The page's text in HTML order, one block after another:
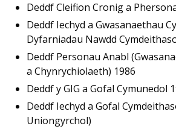
Deddf Cleifion Cronig a
Deddf Iechyd a Gwasanaethau
Dyfarniadau Nawdd
Deddf Personau Anabl
a Chynrychiolaeth) 1986
Deddf y GIG a Gofal Cymunedol
Deddf Iechyd a Gofal
Uniongyrchol)